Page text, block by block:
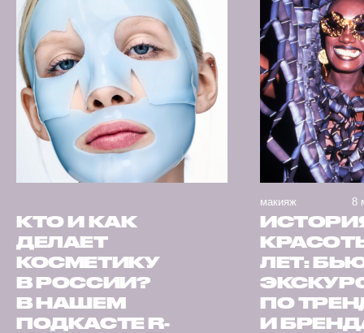
КТО И КАК
ДЕЛАЕТ
КОСМЕТИКУ
В РОССИИ?
В НАШЕМ
ПОДКАСТЕ R-
макияж 8
ЛЕТ:
ПО
И